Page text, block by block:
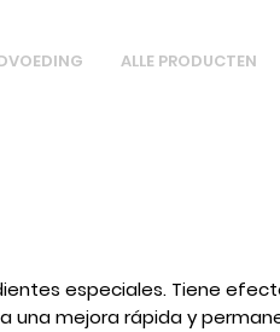
ALLE PRODUCTEN
especiales. Tiene
una mejora rápida y